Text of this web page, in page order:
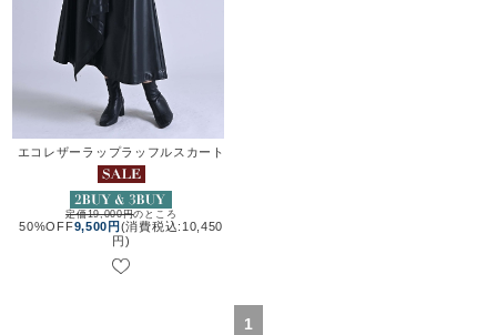
エコレザーラップラッフルスカート
定価19,000円のところ
50%OFF9,500円 (消費税込:10,450
円)
1